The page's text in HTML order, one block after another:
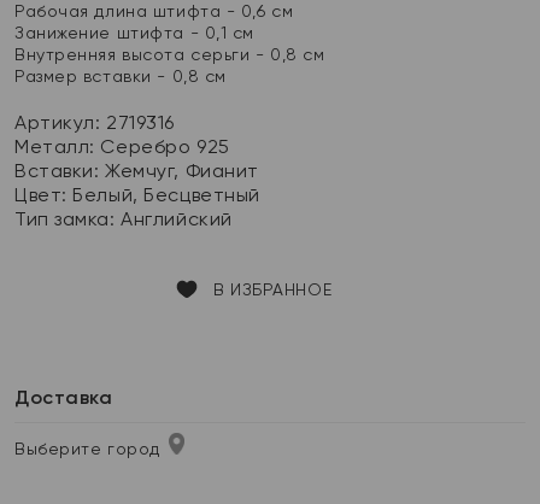
Рабочая длина штифта - 0,6 см
Занижение штифта - 0,1 см
Внутренняя высота серьги - 0,8 см
Размер вставки - 0,8 см
Артикул: 2719316
Металл: Серебро 925
Вставки:Жемчуг, Фианит
Цвет: Белый, Бесцветный
Тип замка:Английский
В ИЗБРАННОЕ
Доставка
Выберите город